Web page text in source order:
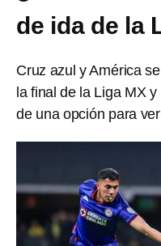
de ida de la
Cruz azul y América
la final de la Liga MX
de una opción para